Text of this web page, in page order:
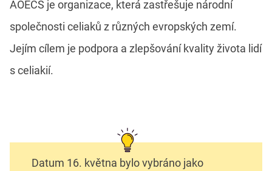
AOECS je organizace, která zastřešuje národní
společnosti celiaků z různých evropských zemí.
Jejím cílem je podpora a zlepšování kvality života lidí
s celiakií.
Datum 16. května bylo vybráno jako